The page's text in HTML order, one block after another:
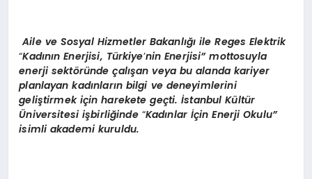
Aile ve Sosyal Hizmetler Bakanlığıile Reges Elektrik
“Kadının Enerjisi, Türkiye’nin Enerjisi” mottosuyla
enerji sektöründe çalışan veya bu alanda kariyer
planlayan kadınların bilgi ve deneyimlerini
geliştirmek için harekete geçti.İstanbul Kültür
Üniversitesi işbirliğinde “Kadınlar İçin Enerji Okulu”
isimli akademi kuruldu.